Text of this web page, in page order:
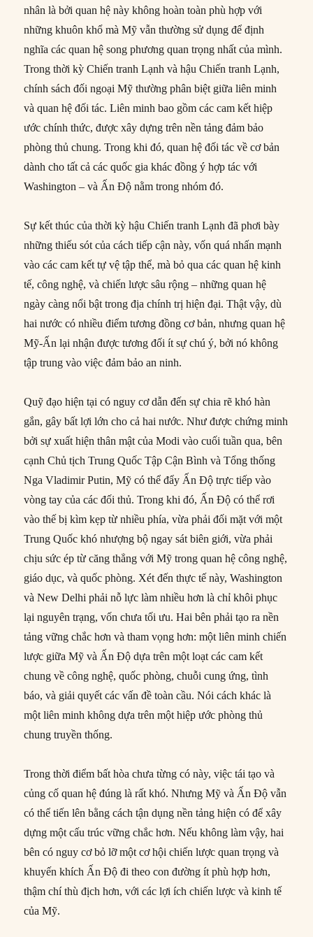
nhân là bởi quan hệ này không hoàn toàn phù hợp với
những khuôn khổ mà Mỹ vẫn thường sử dụng để định
nghĩa các quan hệ song phương quan trọng nhất của mình.
Trong thời kỳ Chiến tranh Lạnh và hậu Chiến tranh Lạnh,
chính sách đối ngoại Mỹ thường phân biệt giữa liên minh
và quan hệ đối tác. Liên minh bao gồm các cam kết hiệp
ước chính thức, được xây dựng trên nền tảng đảm bảo
phòng thủ chung. Trong khi đó, quan hệ đối tác về cơ bản
dành cho tất cả các quốc gia khác đồng ý hợp tác với
Washington – và Ấn Độ nằm trong nhóm đó.
Sự kết thúc của thời kỳ hậu Chiến tranh Lạnh đã phơi bày
những thiếu sót của cách tiếp cận này, vốn quá nhấn mạnh
vào các cam kết tự vệ tập thể, mà bỏ qua các quan hệ kinh
tế, công nghệ, và chiến lược sâu rộng – những quan hệ
ngày càng nổi bật trong địa chính trị hiện đại. Thật vậy, dù
hai nước có nhiều điểm tương đồng cơ bản, nhưng quan hệ
Mỹ-Ấn lại nhận được tương đối ít sự chú ý, bởi nó không
tập trung vào việc đảm bảo an ninh.
Quỹ đạo hiện tại có nguy cơ dẫn đến sự chia rẽ khó hàn
gắn, gây bất lợi lớn cho cả hai nước. Như được chứng minh
bởi sự xuất hiện thân mật của Modi vào cuối tuần qua, bên
cạnh Chủ tịch Trung Quốc Tập Cận Bình và Tổng thống
Nga Vladimir Putin, Mỹ có thể đẩy Ấn Độ trực tiếp vào
vòng tay của các đối thủ. Trong khi đó, Ấn Độ có thể rơi
vào thế bị kìm kẹp từ nhiều phía, vừa phải đối mặt với một
Trung Quốc khó nhượng bộ ngay sát biên giới, vừa phải
chịu sức ép từ căng thẳng với Mỹ trong quan hệ công nghệ,
giáo dục, và quốc phòng. Xét đến thực tế này, Washington
và New Delhi phải nỗ lực làm nhiều hơn là chỉ khôi phục
lại nguyên trạng, vốn chưa tối ưu. Hai bên phải tạo ra nền
tảng vững chắc hơn và tham vọng hơn: một liên minh chiến
lược giữa Mỹ và Ấn Độ dựa trên một loạt các cam kết
chung về công nghệ, quốc phòng, chuỗi cung ứng, tình
báo, và giải quyết các vấn đề toàn cầu. Nói cách khác là
một liên minh không dựa trên một hiệp ước phòng thủ
chung truyền thống.
Trong thời điểm bất hòa chưa từng có này, việc tái tạo và
củng cố quan hệ đúng là rất khó. Nhưng Mỹ và Ấn Độ vẫn
có thể tiến lên bằng cách tận dụng nền tảng hiện có để xây
dựng một cấu trúc vững chắc hơn. Nếu không làm vậy, hai
bên có nguy cơ bỏ lỡ một cơ hội chiến lược quan trọng và
khuyến khích Ấn Độ đi theo con đường ít phù hợp hơn,
thậm chí thù địch hơn, với các lợi ích chiến lược và kinh tế
của Mỹ.